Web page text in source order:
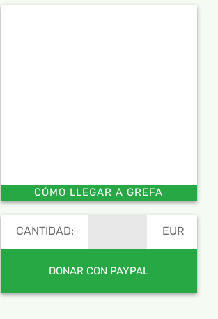
CÓMO LLEGAR A GREFA
CANTIDAD: EUR